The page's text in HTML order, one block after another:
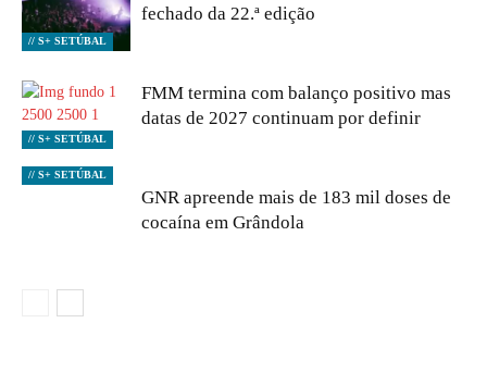
// S+ SETÚBAL
fechado da 22.ª edição
// S+ SETÚBAL
FMM termina com balanço positivo mas
datas de 2027 continuam por definir
// S+ SETÚBAL
GNR apreende mais de 183 mil doses de
cocaína em Grândola